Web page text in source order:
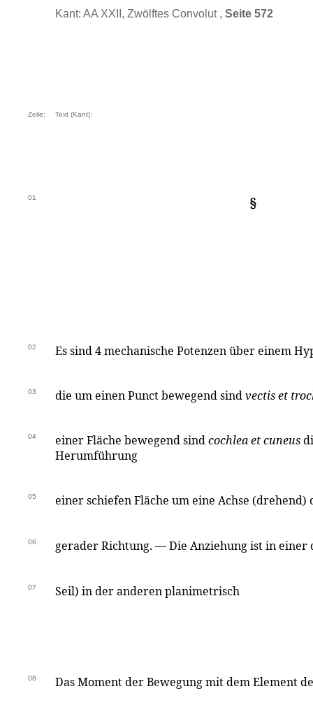
Kant: AA XXII, Zwölftes Convolut , Seite 572
Zeile: Text (Kant):
01 §
02 Es sind 4 mechanische Potenzen über einem
03 die um einen Punct bewegend sindvectis et
04 einer Fläche bewegend sindcochlea et cuneus
Herumführung
05 einer schiefen Fläche um eine Achse (drehend)
06 gerader Richtung. — Die Anziehung ist in einer
07 Seil) in der anderen planimetrisch
08 Das Moment der Bewegung mit dem Element